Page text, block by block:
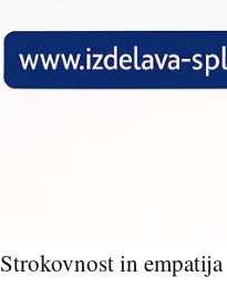
Strokovnost in empatija